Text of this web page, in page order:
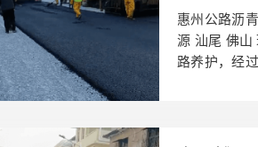
惠州公路沥
源 汕尾 佛山
路养护，经